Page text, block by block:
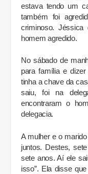
estava tendo um
também foi
criminoso.
homem agredido.
No sábado de
para família e
tinha a chave da
saiu, foi na
encontraram o
delegacia.
A mulher e o
juntos. Destes,
sete anos. Aí ele
isso”. Ela disse